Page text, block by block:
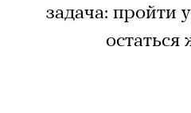
задача: пройти